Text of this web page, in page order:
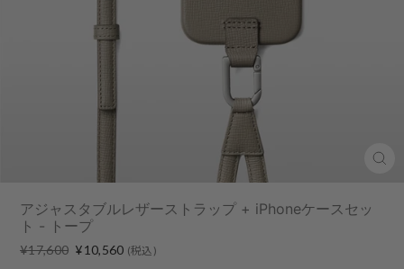
アジャスタブルレザーストラップ + iPhoneケースセッ
ト - トープ
Regular
¥17,600 Sale
¥10,560 (税込)